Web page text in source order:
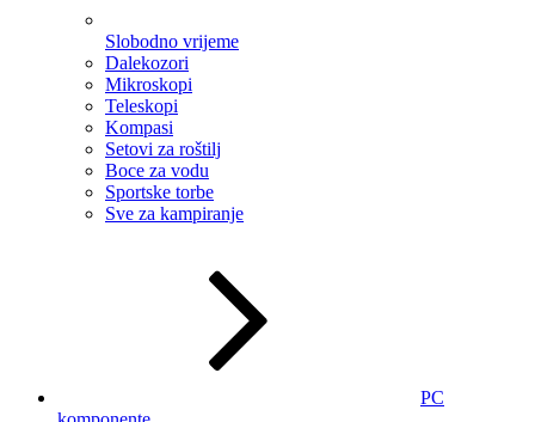
Slobodno vrijeme
Dalekozori
Mikroskopi
Teleskopi
Kompasi
Setovi za roštilj
Boce za vodu
Sportske torbe
Sve za kampiranje
PC